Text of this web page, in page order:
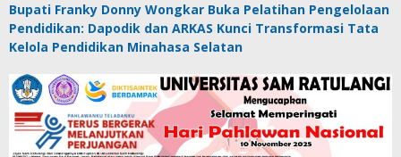
Bupati Franky Donny Wongkar Buka Pelatihan Pengelolaan
Pendidikan: Dapodik dan ARKAS Kunci Transformasi Tata
Kelola Pendidikan Minahasa Selatan